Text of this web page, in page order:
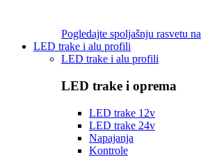
Pogledajte spoljašnju rasvetu
LED trake i alu profili
LED trake i alu profili
LED trake i oprema
LED trake 12v
LED trake 24v
Napajanja
Kontrole